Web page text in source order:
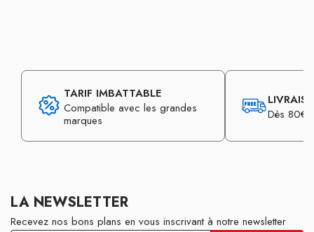
TARIF IMBATTABLE
Compatible avec les grandes
marques
Dès 80€
LA NEWSLETTER
Recevez nos bons plans en vous inscrivant à notre newsletter